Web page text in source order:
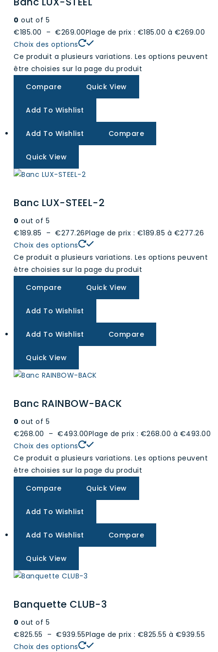
0 out of 5
€185.00 – €269.00Plage de prix : €185.00 à €269.00
Choix des options
Ce produit a plusieurs variations. Les options peuvent
être choisies sur la page du produit
Compare
Quick View
Add To Wishlist
Add To Wishlist Compare
Quick View
Banc LUX-STEEL-2
0 out of 5
€189.85 – €277.26Plage de prix : €189.85 à €277.26
Choix des options
Ce produit a plusieurs variations. Les options peuvent
être choisies sur la page du produit
Compare
Quick View
Add To Wishlist
Add To Wishlist Compare
Quick View
Banc RAINBOW-BACK
0 out of 5
€268.00 – €493.00Plage de prix : €268.00 à €493.00
Choix des options
Ce produit a plusieurs variations. Les options peuvent
être choisies sur la page du produit
Compare
Quick View
Add To Wishlist
Add To Wishlist Compare
Quick View
Banquette CLUB-3
0 out of 5
€825.55 – €939.55Plage de prix : €825.55 à €939.55
Choix des options